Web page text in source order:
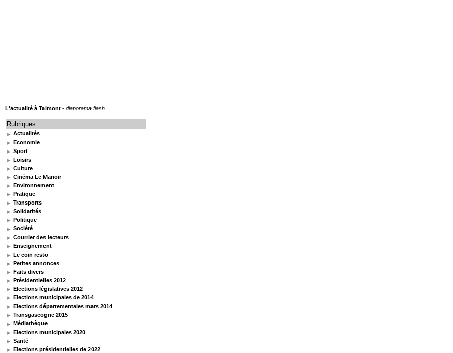
L'actualité à Talmont-diaporama flash
Rubriques
Actualités
Economie
Sport
Loisirs
Culture
Cinéma Le Manoir
Environnement
Pratique
Transports
Solidarités
Politique
Société
Courrier des lecteurs
Enseignement
Le coin resto
Petites annonces
Faits divers
Présidentielles 2012
Elections législatives 2012
Elections municipales de 2014
Elections départementales mars 2014
Transgascogne 2015
Médiathèque
Elections municipales 2020
Santé
Elections présidentielles de 2022